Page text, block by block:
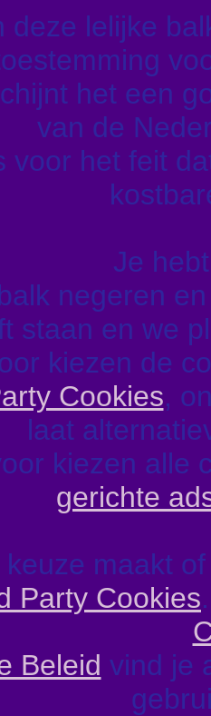
deze lelijke
het een
van de
voor het feit
Je
negeren
staan en we
kiezen de
Cookies,
laat
kiezen alle
gerichte
maakt
Party Cookies
Beleid vind je